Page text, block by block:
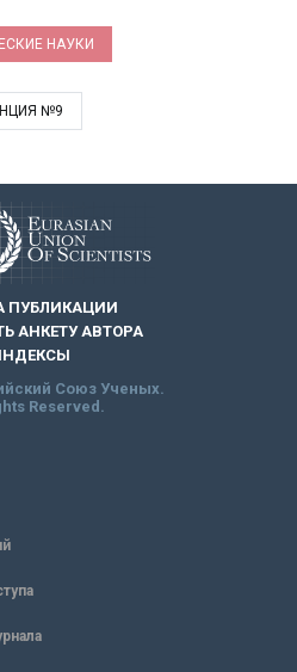
НАУКИ
№9
ПУБЛИКАЦИИ
АНКЕТУ АВТОРА
Союз Ученых.
Reserved.